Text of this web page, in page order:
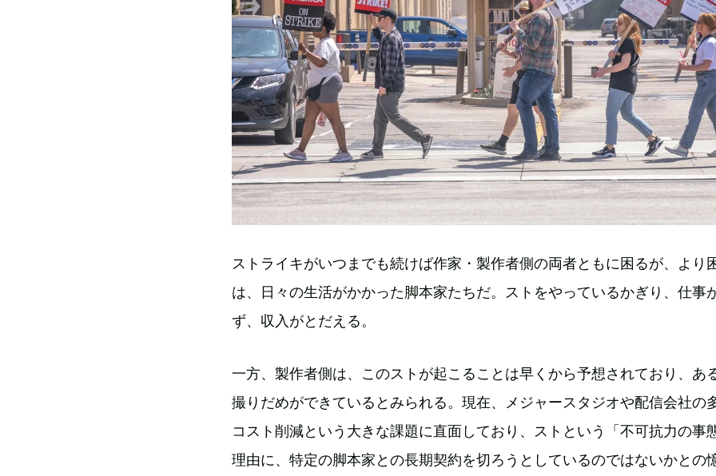
ストライキがいつまでも続けば作家・製作者側の両者ともに困るが、より
は、日々の生活がかかった脚本家たちだ。ストをやっているかぎり、仕事
ず、収入がとだえる。
一方、製作者側は、このストが起こることは早くから予想されており、あ
撮りだめができているとみられる。現在、メジャースタジオや配信会社の
コスト削減という大きな課題に直面しており、ストという「不可抗力の事
理由に、特定の脚本家との長期契約を切ろうとしているのではないかとの